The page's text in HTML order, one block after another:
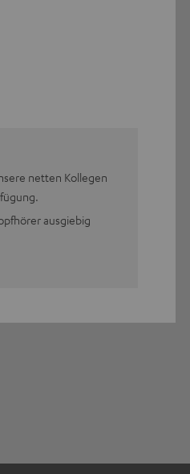
netten Kollegen
ausgiebig